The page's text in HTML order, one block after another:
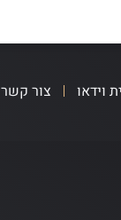
וידאו
צור קשר